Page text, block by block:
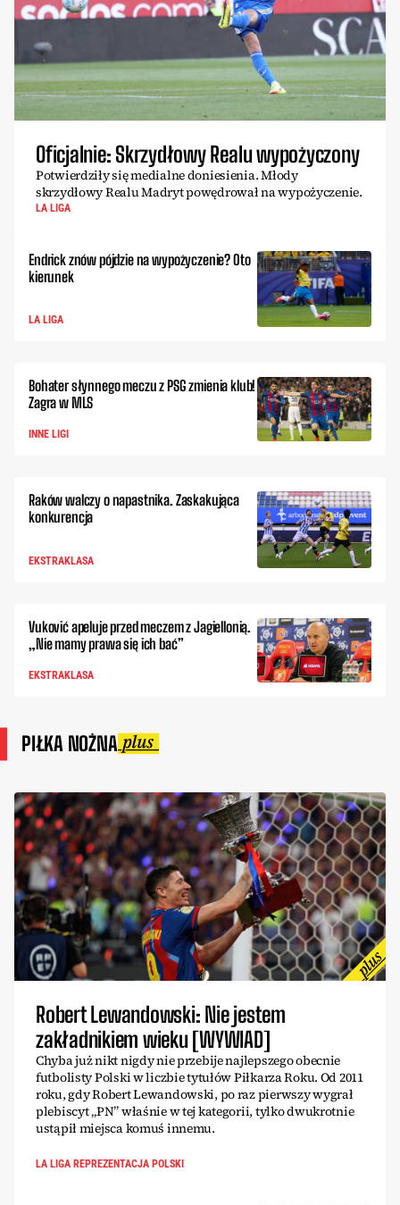
Oficjalnie: Skrzydłowy Realu wypożyczony
Potwierdziły się medialne doniesienia. Młody
skrzydłowy Realu Madryt powędrował na wypożyczenie.
LA LIGA
Endrick znów pójdzie na wypożyczenie? Oto
kierunek
LA LIGA
Bohater słynnego meczu z PSG zmienia klub!
Zagra w MLS
INNE LIGI
Raków walczy o napastnika. Zaskakująca
konkurencja
EKSTRAKLASA
Vuković apeluje przed meczem z Jagiellonią.
„Nie mamy prawa się ich bać”
EKSTRAKLASA
PIŁKA NOŻNA
Robert Lewandowski: Nie jestem
zakładnikiem wieku [WYWIAD]
Chyba już nikt nigdy nie przebije najlepszego obecnie
futbolisty Polski w liczbie tytułów Piłkarza Roku. Od 2011
roku, gdy Robert Lewandowski, po raz pierwszy wygrał
plebiscyt „PN” właśnie w tej kategorii, tylko dwukrotnie
ustąpił miejsca komuś innemu.
LA LIGA REPREZENTACJA POLSKI